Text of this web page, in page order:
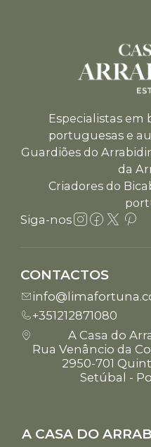
Especialistas em
portuguesas e
Guardiões do
da
Criadores do
Siga-nos
CONTACTOS
+351212871080
A Casa do
Rua Venâncio da
2950-701
Setúbal -
A CASA DO